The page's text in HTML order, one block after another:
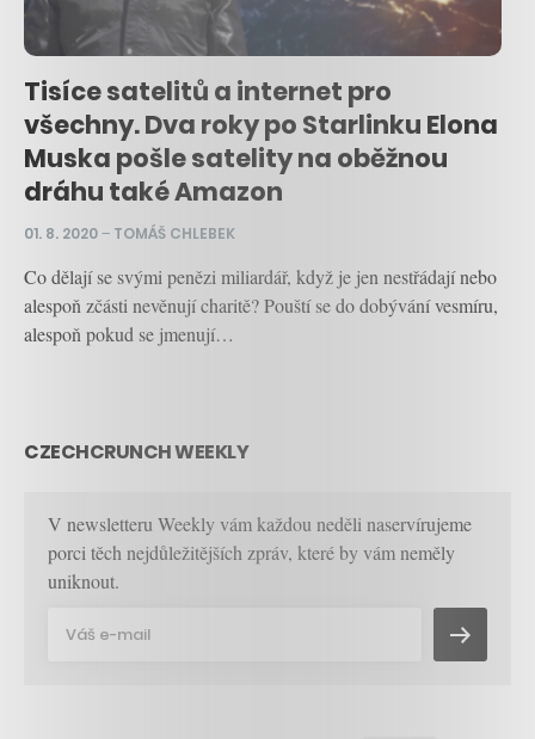
Tisíce satelitů a internet pro
všechny. Dva roky po Starlinku Elona
Muska pošle satelity na oběžnou
dráhu také Amazon
01. 8. 2020– TOMÁŠ CHLEBEK
Co dělají se svými penězi miliardář, když je jen nestřádají nebo
alespoň zčásti nevěnují charitě? Pouští se do dobývání vesmíru,
alespoň pokud se jmenují…
CZECHCRUNCH WEEKLY
V newsletteru Weekly vám každou neděli naservírujeme
porci těch nejdůležitějších zpráv, které by vám neměly
uniknout.